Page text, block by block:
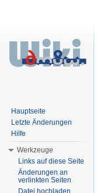
Hauptseite
Letzte Änderungen
Hilfe
Werkzeuge
Links auf diese Seite
Änderungen an
verlinkten Seiten
Datei hochladen